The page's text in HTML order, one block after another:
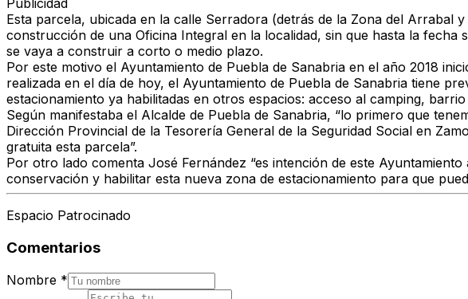
Publicidad
Esta parcela, ubicada en la calle Serradora (detrás de la Zona del
construcción de una Oficina Integral en la localidad, sin que hasta la
se vaya a construir a corto o medio plazo.
Por este motivo el Ayuntamiento de Puebla de Sanabria en el año 2018
realizada en el día de hoy, el Ayuntamiento de Puebla de Sanabria tiene
estacionamiento ya habilitadas en otros espacios: acceso al camping,
Según manifestaba el Alcalde de Puebla de Sanabria, “lo primero que
Dirección Provincial de la Tesorería General de la Seguridad Social en
gratuita esta parcela”.
Por otro lado comenta José Fernández “es intención de este
conservación y habilitar esta nueva zona de estacionamiento para que
Espacio Patrocinado
Comentarios
Nombre *